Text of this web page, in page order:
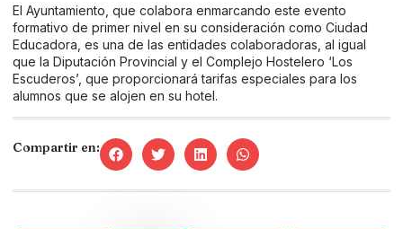
El Ayuntamiento, que colabora enmarcando este evento
formativo de primer nivel en su consideración como Ciudad
Educadora, es una de las entidades colaboradoras, al igual
que la Diputación Provincial y el Complejo Hostelero ‘Los
Escuderos’, que proporcionará tarifas especiales para los
alumnos que se alojen en su hotel.
Compartir en: